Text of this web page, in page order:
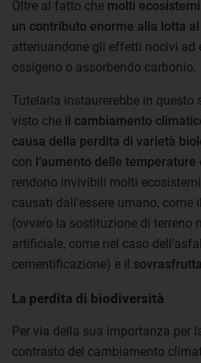
Oltre al fatto che molti
un contributo enorme alla lotta
attenuandone gli effetti nocivi ad
ossigeno o assorbendo carbonio.
Tutelarla instaurerebbe in questo
visto che il cambiamento
causa della perdita di varietà
con l’aumento delle temperature
rendono invivibili molti
causati dall’essere umano, come il
(ovvero la sostituzione di terreno
artificiale, come nel caso
cementificazione) e il
La perdita di biodiversità
Per via della sua importanza per
contrasto del cambiamento